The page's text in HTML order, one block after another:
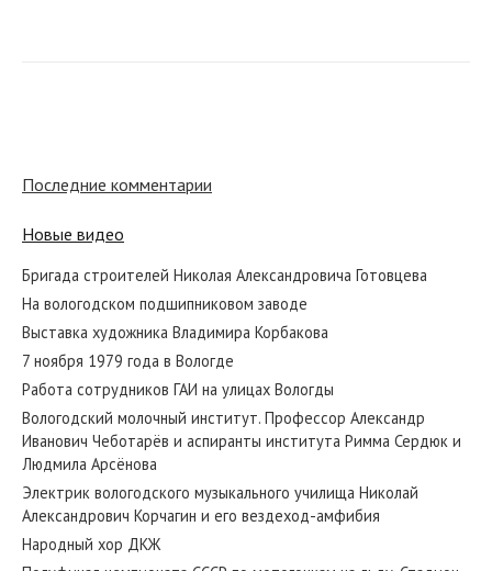
Рассказ о Вологде. 1982 год
Электрик вологодского музыкального училища Николай
Александрович Корчагин и его вездеход-амфибия...
Последние комментарии
Новые видео
Бригада строителей Николая Александровича Готовцева
На вологодском подшипниковом заводе
Выставка художника Владимира Корбакова
7 ноября 1979 года в Вологде
Работа сотрудников ГАИ на улицах Вологды
Вологодский молочный институт. Профессор Александр
Иванович Чеботарёв и аспиранты института Римма Сердюк и
Людмила Арсёнова
Электрик вологодского музыкального училища Николай
Александрович Корчагин и его вездеход-амфибия
Народный хор ДКЖ